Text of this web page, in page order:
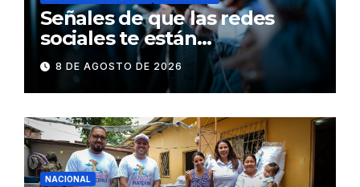
Señales de que las redes
sociales te están
consumiendo
8 DE AGOSTO DE 2026
NACIONAL